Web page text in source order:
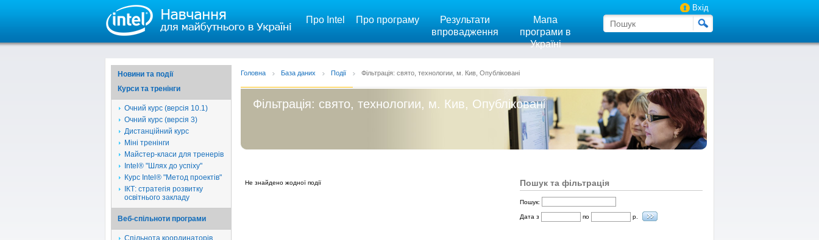
Вхід
Про Intel Про програму
Результати
впровадження
Мапа
програми в
Україні
Новини та події
Курси та тренінги
Очний курс (версія 10.1)
Очний курс (версія 3)
Дистанційний курс
Міні тренінги
Майстер-класи для тренерів
Intel® "Шлях до успіху"
Курс Intel® "Метод проектів"
ІКТ: стратегія розвитку
освітнього закладу
Веб-спільноти програми
Спільнота координаторів
Головна База даних Події Фільтрація: свято, технологии, м. Кив, Опубліковані
Фільтрація: свято, технологии, м. Кив, Опубліковані
Не знайдено жодної події Пошук та фільтрація
Пошук:
Дата з по р.